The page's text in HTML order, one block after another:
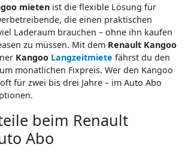
mieten ist die flexible Lösung für
die einen praktischen
Laderaum brauchen – ohne ihn kaufen
zu müssen. Mit dem Renault Kangoo
Kangoo Langzeitmiete fährst du den
monatlichen Fixpreis. Wer den Kangoo
für zwei bis drei Jahre – im Auto Abo
beim Renault
Abo